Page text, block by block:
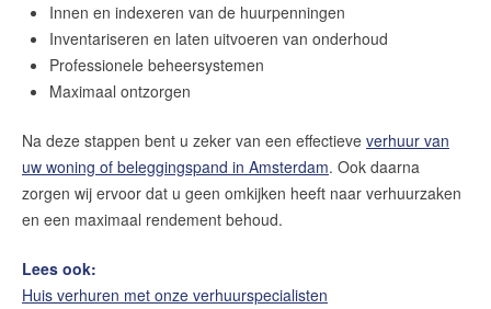
Innen en indexeren van de huurpenningen
Inventariseren en laten uitvoeren van onderhoud
Professionele beheersystemen
Maximaal ontzorgen
Na deze stappen bent u zeker van een effectieve verhuur van
uw woning of beleggingspand in Amsterdam. Ook daarna
zorgen wij ervoor dat u geen omkijken heeft naar verhuurzaken
en een maximaal rendement behoud.
Lees ook:
Huis verhuren met onze verhuurspecialisten